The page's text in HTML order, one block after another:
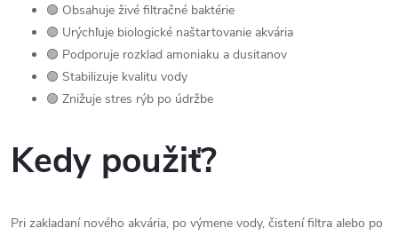
🟢 Obsahuje živé filtračné baktérie
🟢 Urýchľuje biologické naštartovanie akvária
🟢 Podporuje rozklad amoniaku a dusitanov
🟢 Stabilizuje kvalitu vody
🟢 Znižuje stres rýb po údržbe
Kedy použiť?
Pri zakladaní nového akvária, po výmene vody, čistení filtra alebo po